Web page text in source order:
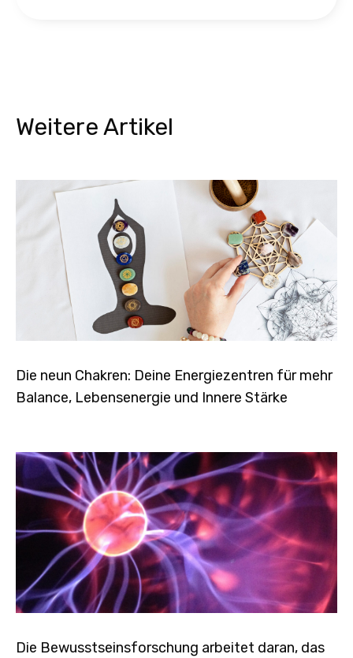
Weitere Artikel
Die neun Chakren: Deine Energiezentren für mehr
Balance, Lebensenergie und Innere Stärke
Die Bewusstseinsforschung arbeitet daran, das